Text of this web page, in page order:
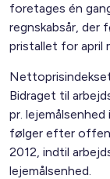
foretages én
regnskabsår,
pristallet for april
Bidraget til
pr.
følger efter
2012, indtil
lejemålsenhed.